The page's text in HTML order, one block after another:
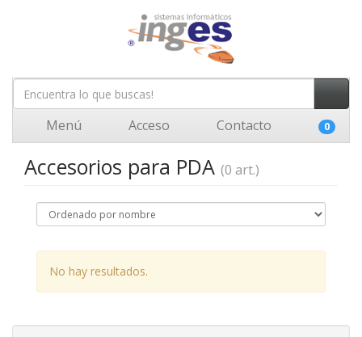
Menú Acceso Contacto 0
Accesorios para PDA (0 art.)
No hay resultados.